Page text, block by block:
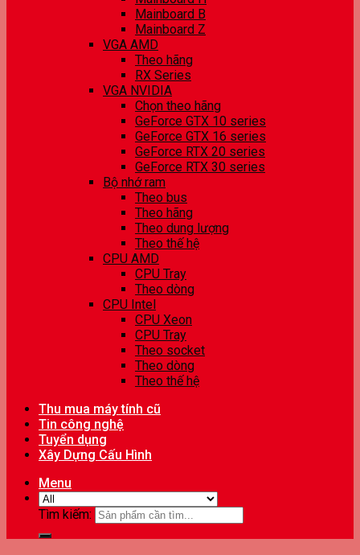
Mainboard B
Mainboard Z
VGA AMD
Theo hãng
RX Series
VGA NVIDIA
Chọn theo hãng
GeForce GTX 10 series
GeForce GTX 16 series
GeForce RTX 20 series
GeForce RTX 30 series
Bộ nhớ ram
Theo bus
Theo hãng
Theo dung lượng
Theo thế hệ
CPU AMD
CPU Tray
Theo dòng
CPU Intel
CPU Xeon
CPU Tray
Theo socket
Theo dòng
Theo thế hệ
Thu mua máy tính cũ
Tin công nghệ
Tuyển dụng
Xây Dựng Cấu Hình
Menu
Tìm kiếm: